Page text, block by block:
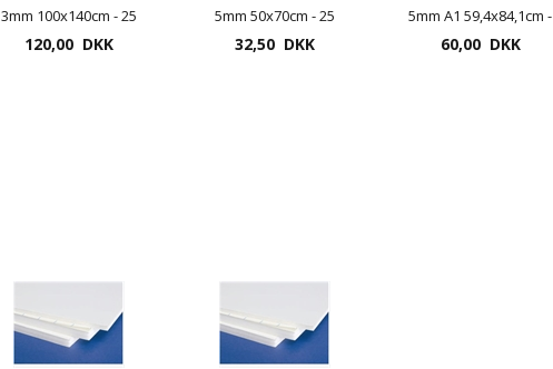
3mm 100x140cm - 25
plader pr. pakke
120,00 DKK
5mm 50x70cm - 25
plader pr. pakke
32,50 DKK
5mm A1 59,4x84,1cm -
10 plader pr. pakke
60,00 DKK